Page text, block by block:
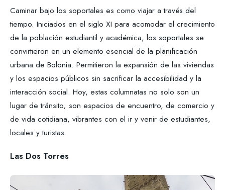
Caminar bajo los soportales es como viajar a través del
tiempo. Iniciados en el siglo XI para acomodar el crecimiento
de la población estudiantil y académica, los soportales se
convirtieron en un elemento esencial de la planificación
urbana de Bolonia. Permitieron la expansión de las viviendas
y los espacios públicos sin sacrificar la accesibilidad y la
interacción social. Hoy, estas columnatas no solo son un
lugar de tránsito; son espacios de encuentro, de comercio y
de vida cotidiana, vibrantes con el ir y venir de estudiantes,
locales y turistas.
Las Dos Torres